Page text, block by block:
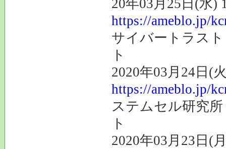
20年03月25日(水)
https://ameblo.jp/
サイバートラス
ト
2020年03月24日(
https://ameblo.jp/
ステムセル研究
ト
2020年03月23日(